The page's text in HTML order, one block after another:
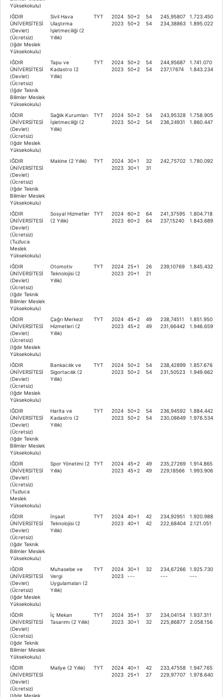
Yüksekokulu)
IĞDIR
ÜNİVERSİTESİ
(Devlet)
(Ücretsiz)
(Iğdır Meslek
Yüksekokulu)
Sivil Hava
Ulaştırma
İşletmeciliği (2
Yıllık)
TYT
2024
2023
50+2
50+2
54
54
245,95807
234,38863
1.723.450
1.895.022
IĞDIR
ÜNİVERSİTESİ
(Devlet)
(Ücretsiz)
(Iğdır Teknik
Bilimler Meslek
Yüksekokulu)
Tapu ve
Kadastro (2
Yıllık)
TYT
2024
2023
50+2
50+2
54
54
244,95687
237,17674
1.741.070
1.843.234
IĞDIR
ÜNİVERSİTESİ
(Devlet)
(Ücretsiz)
(Iğdır Meslek
Yüksekokulu)
Sağlık Kurumları
İşletmeciliği (2
Yıllık)
TYT
2024
2023
50+2
50+2
54
54
243,95328
236,24931
1.758.905
1.860.447
IĞDIR
ÜNİVERSİTESİ
(Devlet)
(Ücretsiz)
(Iğdır Teknik
Bilimler Meslek
Yüksekokulu)
Makine (2 Yıllık) TYT
2024
2023
30+1
30+1
32
31
242,75702 1.780.092
IĞDIR
ÜNİVERSİTESİ
(Devlet)
(Ücretsiz)
(Tuzluca
Meslek
Yüksekokulu)
Sosyal Hizmetler
(2 Yıllık)
TYT
2024
2023
60+2
60+2
64
64
241,37595
237,15240
1.804.718
1.843.689
IĞDIR
ÜNİVERSİTESİ
(Devlet)
(Ücretsiz)
(Iğdır Teknik
Bilimler Meslek
Yüksekokulu)
Otomotiv
Teknolojisi (2
Yıllık)
TYT
2024
2023
25+1
20+1
26
21
239,10769 1.845.432
IĞDIR
ÜNİVERSİTESİ
(Devlet)
(Ücretsiz)
(Iğdır Meslek
Yüksekokulu)
Çağrı Merkezi
Hizmetleri (2
Yıllık)
TYT
2024
2023
45+2
45+2
49
49
238,74511
231,66442
1.851.950
1.946.659
IĞDIR
ÜNİVERSİTESİ
(Devlet)
(Ücretsiz)
(Iğdır Meslek
Yüksekokulu)
Bankacılık ve
Sigortacılık (2
Yıllık)
TYT
2024
2023
50+2
50+2
54
54
238,42899
231,50523
1.857.676
1.949.662
IĞDIR
ÜNİVERSİTESİ
(Devlet)
(Ücretsiz)
(Iğdır Teknik
Bilimler Meslek
Yüksekokulu)
Harita ve
Kadastro (2
Yıllık)
TYT
2024
2023
50+2
50+2
54
54
236,94592
230,08649
1.884.442
1.976.534
IĞDIR
ÜNİVERSİTESİ
(Devlet)
(Ücretsiz)
(Tuzluca
Meslek
Yüksekokulu)
Spor Yönetimi (2
Yıllık)
TYT
2024
2023
45+2
45+2
49
49
235,27269
229,18566
1.914.865
1.993.906
IĞDIR
ÜNİVERSİTESİ
(Devlet)
(Ücretsiz)
(Iğdır Teknik
Bilimler Meslek
Yüksekokulu)
İnşaat
Teknolojisi (2
Yıllık)
TYT
2024
2023
40+1
40+1
42
42
234,92951
222,68404
1.920.988
2.121.051
IĞDIR
ÜNİVERSİTESİ
(Devlet)
(Ücretsiz)
(Iğdır Meslek
Yüksekokulu)
Muhasebe ve
Vergi
Uygulamaları (2
Yıllık)
TYT
2024
2023
30+1
---
32
234,67266
---
1.925.730
---
IĞDIR
ÜNİVERSİTESİ
(Devlet)
(Ücretsiz)
(Iğdır Teknik
Bilimler Meslek
Yüksekokulu)
İç Mekan
Tasarımı (2 Yıllık)
TYT
2024
2023
35+1
30+1
37
32
234,04154
225,86877
1.937.311
2.058.156
IĞDIR
ÜNİVERSİTESİ
(Devlet)
(Ücretsiz)
(Iğdır Meslek
Maliye (2 Yıllık) TYT
2024
2023
40+1
25+1
42
27
233,47558
229,97707
1.947.765
1.978.640